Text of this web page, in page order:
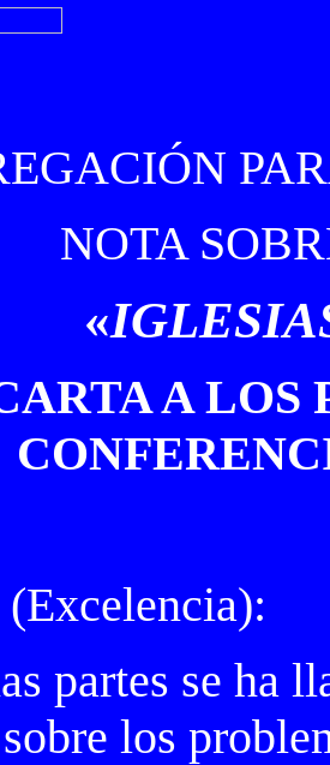
NOTA
«
A LOS
partes se ha
los